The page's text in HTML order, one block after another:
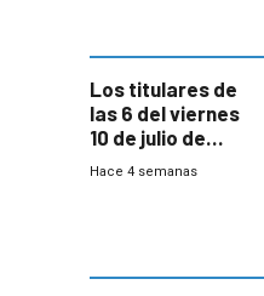
Los titulares de
las 6 del viernes
10 de julio de
2026
Hace 4 semanas